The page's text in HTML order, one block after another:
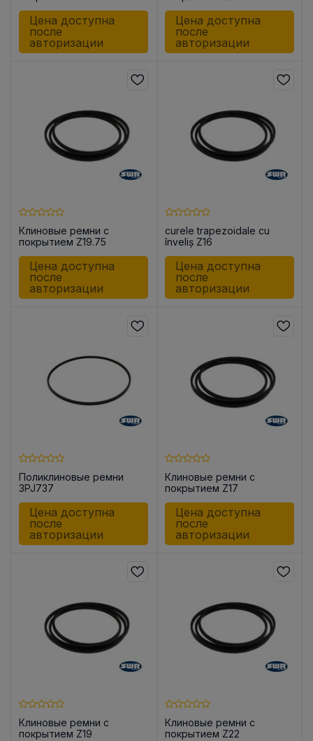
Цена доступна
после
авторизации
Цена доступна
после
авторизации
Клиновые ремни с
покрытием Z19.75
Цена доступна
после
авторизации
curele trapezoidale cu
înveliș Z16
Цена доступна
после
авторизации
Поликлиновые ремни
3PJ737
Цена доступна
после
авторизации
Клиновые ремни с
покрытием Z17
Цена доступна
после
авторизации
Клиновые ремни с
покрытием Z19
Клиновые ремни с
покрытием Z22